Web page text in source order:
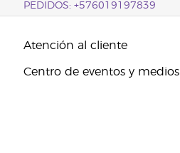
PEDIDOS: +576019197839
Atención al cliente
Centro de eventos y medios